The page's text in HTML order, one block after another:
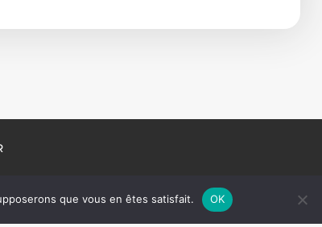
que vous en êtes satisfait. OK